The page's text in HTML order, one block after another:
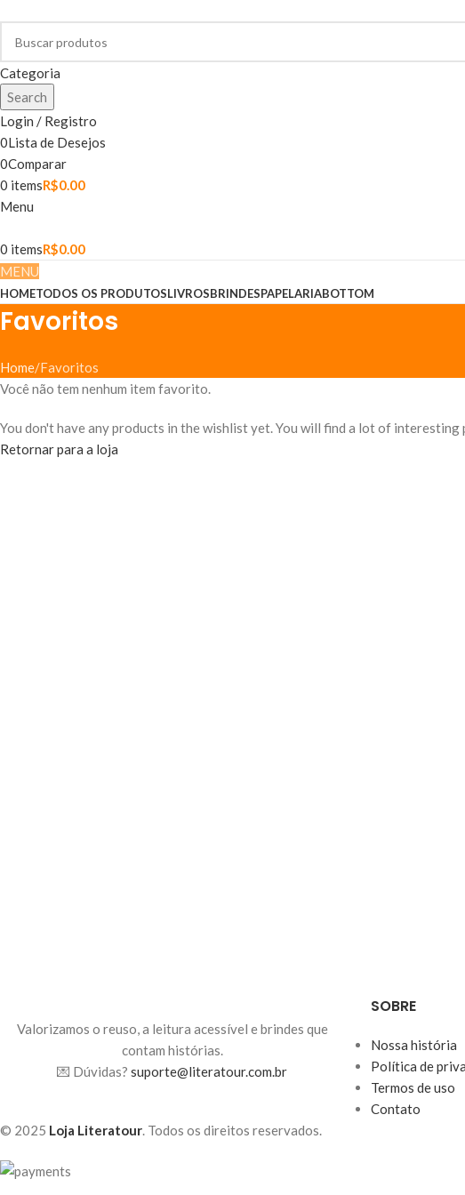
Categoria
Search
Login / Registro
0Lista de Desejos
0Comparar
0 itemsR$0.00
Menu
0 itemsR$0.00
MENU
HOMETODOS OS PRODUTOSLIVROSBRINDESPAPELARIABOTTOM
Favoritos
Home Favoritos
Você não tem nenhum item favorito.
You don't have any products in the wishlist yet. You will find a lot of interesting
Retornar para a loja
Valorizamos o reuso, a leitura acessível e brindes que
contam histórias.
💌 Dúvidas?suporte@literatour.com.br
SOBRE
Nossa história
Política de
Termos de uso
Contato
© 2025 Loja Literatour. Todos os direitos reservados.